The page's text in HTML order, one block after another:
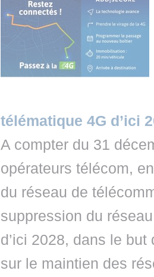
télématique 4G d’ici
A compter du 31
opérateurs télécom,
du réseau de
suppression du
d’ici 2028, dans le
sur le maintien des